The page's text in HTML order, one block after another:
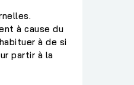
à cause du
à de si
partir à la